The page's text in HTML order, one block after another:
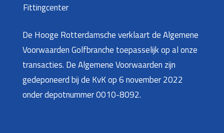
Fittingcenter
De Hooge Rotterdamsche verklaart de Algemene
Voorwaarden Golfbranche toepasselijk op al onze
transacties. De Algemene Voorwaarden zijn
gedeponeerd bij de KvK op 6 november 2022
onder depotnummer 0010-8092.